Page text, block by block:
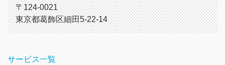
〒124-0021
東京都葛飾区細田5-22-14
サービス一覧